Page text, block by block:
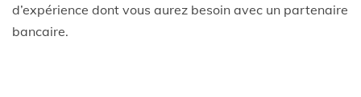
d’expérience dont vous aurez besoin avec un partenaire
bancaire.